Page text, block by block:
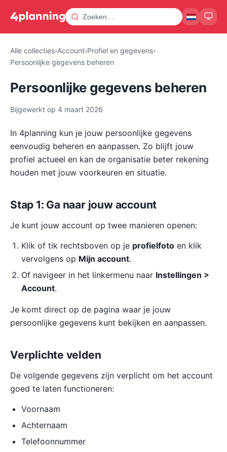
Alle collecties›Account›Profiel en gegevens›
Persoonlijke gegevens beheren
Persoonlijke gegevens beheren
Bijgewerkt op 4 maart 2026
In 4planning kun je jouw persoonlijke gegevens
eenvoudig beheren en aanpassen. Zo blijft jouw
profiel actueel en kan de organisatie beter rekening
houden met jouw voorkeuren en situatie.
Stap 1: Ga naar jouw account
Je kunt jouw account op twee manieren openen:
Klik of tik rechtsboven op je profielfoto en klik
vervolgens op Mijn account.
Of navigeer in het linkermenu naar Instellingen >
Account.
Je komt direct op de pagina waar je jouw
persoonlijke gegevens kunt bekijken en aanpassen.
Verplichte velden
De volgende gegevens zijn verplicht om het account
goed te laten functioneren:
Voornaam
Achternaam
Telefoonnummer